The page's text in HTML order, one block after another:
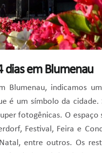
dias em Blumenau
Blumenau, indicamos
é um símbolo da
fotogênicas. O espaço
Festival, Feira e
entre outros. Os